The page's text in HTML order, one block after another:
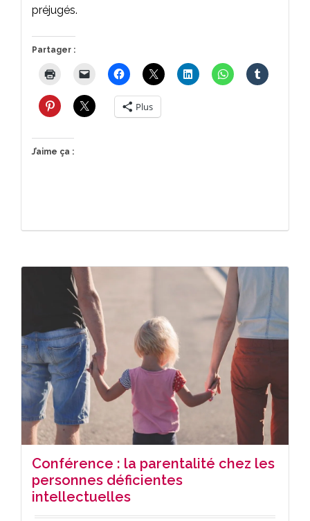
préjugés.
Partager :
Plus
J’aime ça :
Conférence : la parentalité chez les
personnes déficientes
intellectuelles